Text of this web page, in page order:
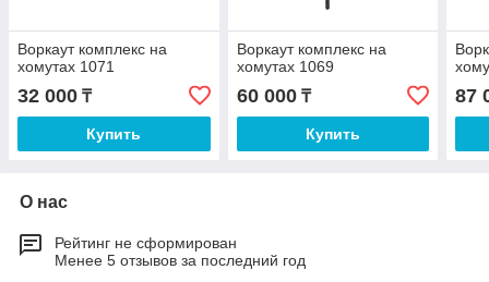
Воркаут комплекс на
хомутах 1071
32 000 ₸
Купить
Воркаут комплекс на
хомутах 1069
60 000₸
Купить
87
О нас
Рейтинг не сформирован
Менее 5 отзывов за последний год